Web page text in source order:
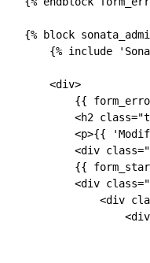
{% block
{% include
    <div>
{{
<h2
<p>{{
<div
{{
<div
<div